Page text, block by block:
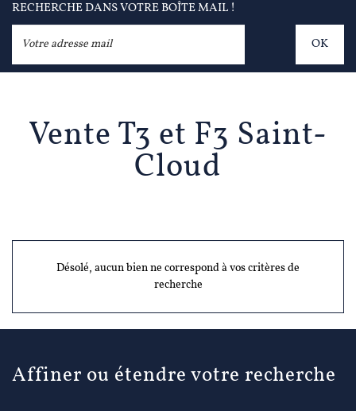
RECHERCHE DANS VOTRE BOÎTE MAIL !
OK
Vente T3 et F3 Saint-
Cloud
Désolé, aucun bien ne correspond à vos critères de
recherche
Affiner ou étendre votre recherche